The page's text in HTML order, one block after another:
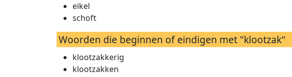
eikel
schoft
Woorden die beginnen of eindigen met "klootzak"
klootzakkerig
klootzakken